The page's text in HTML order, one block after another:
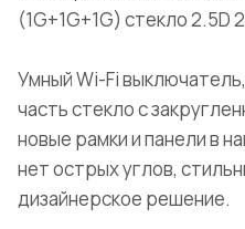
(1G+1G+1G) стекло
Умный Wi-Fi
часть стекло с
новые рамки и панели в
нет острых углов,
дизайнерское решение.